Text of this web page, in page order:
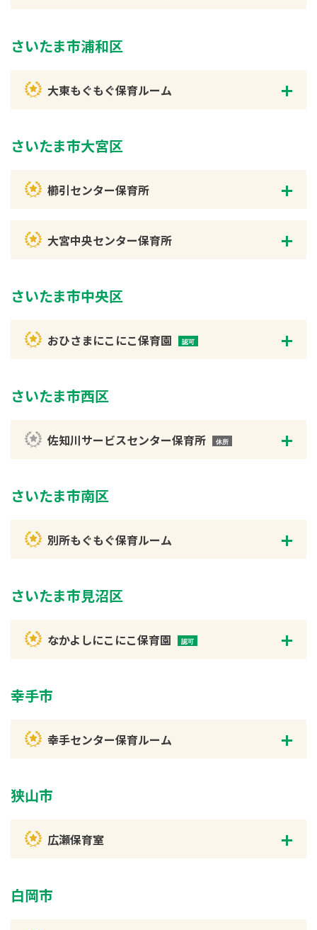
さいたま市浦和区
大東もぐもぐ保育ルーム
さいたま市大宮区
櫛引センター保育所
大宮中央センター保育所
さいたま市中央区
おひさまにこにこ保育園
さいたま市西区
佐知川サービスセンター保育所
さいたま市南区
別所もぐもぐ保育ルーム
さいたま市見沼区
なかよしにこにこ保育園
幸手市
幸手センター保育ルーム
狭山市
広瀬保育室
白岡市